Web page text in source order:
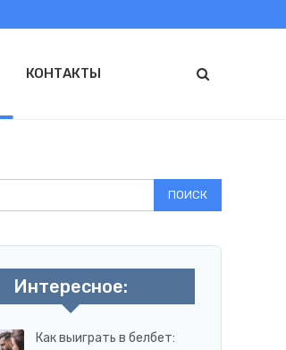
КОНТАКТЫ
Интересное:
Как выиграть в белбет: